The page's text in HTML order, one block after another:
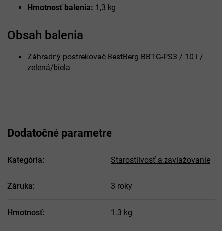
Obsah balenia
Záhradný postrekovač BestBerg BBTG-PS3 / 10 l /
zelená/biela
Hmotnosť balenia: 1,3 kg
Dodatočné parametre
Kategória: Starostlivosť a zavlažovanie
Záruka: 3 roky
Hmotnosť: 1.3 kg